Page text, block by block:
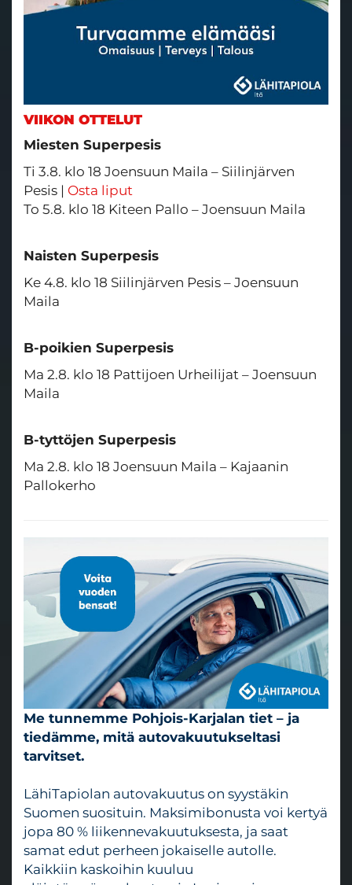
VIIKON OTTELUT
Miesten Superpesis
Ti 3.8. klo 18 Joensuun Maila – Siilinjärven
Pesis | Osta liput
To 5.8. klo 18 Kiteen Pallo – Joensuun Maila​​​​​​​
Naisten Superpesis
Ke 4.8. klo 18 Siilinjärven Pesis – Joensuun
Maila
B-poikien Superpesis
Ma 2.8. klo 18 Pattijoen Urheilijat – Joensuun
Maila
B-tyttöjen Superpesis
Ma 2.8. klo 18 Joensuun Maila – Kajaanin
Pallokerho
Me tunnemme Pohjois-Karjalan tiet – ja
tiedämme, mitä autovakuutukseltasi
tarvitset.
LähiTapiolan autovakuutus on syystäkin
Suomen suosituin. Maksimibonusta voi kertyä
jopa 80 % liikennevakuutuksesta, ja saat
samat edut perheen jokaiselle autolle.
Kaikkiin kaskoihin kuuluu